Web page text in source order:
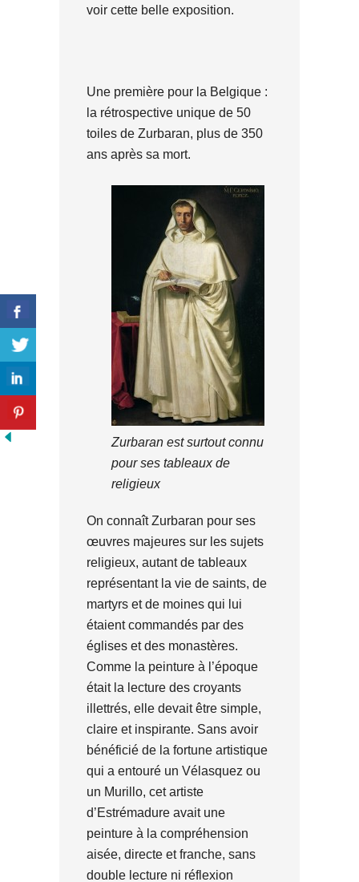
voir cette belle exposition.
Une première pour la Belgique :
la rétrospective unique de 50
toiles de Zurbaran, plus de 350
ans après sa mort.
Zurbaran est surtout connu
pour ses tableaux de
religieux
On connaît Zurbaran pour ses
œuvres majeures sur les sujets
religieux, autant de tableaux
représentant la vie de saints, de
martyrs et de moines qui lui
étaient commandés par des
églises et des monastères.
Comme la peinture à l’époque
était la lecture des croyants
illettrés, elle devait être simple,
claire et inspirante. Sans avoir
bénéficié de la fortune artistique
qui a entouré un Vélasquez ou
un Murillo, cet artiste
d’Estrémadure avait une
peinture à la compréhension
aisée, directe et franche, sans
double lecture ni réflexion